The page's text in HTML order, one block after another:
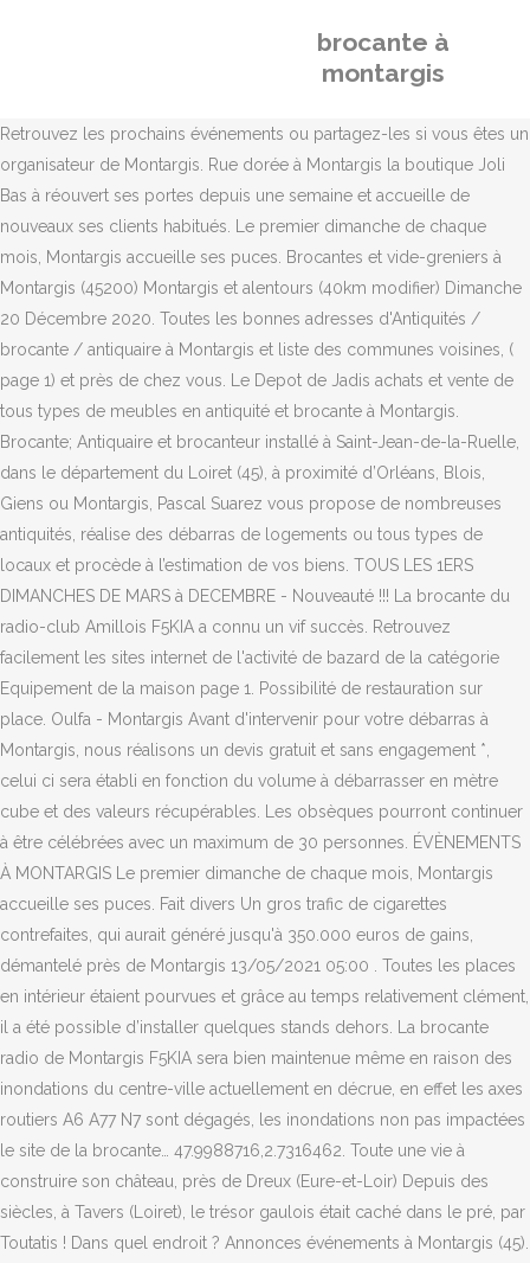
brocante à
montargis
Retrouvez les prochains événements ou partagez-les si vous êtes un
organisateur de Montargis. Rue dorée à Montargis la boutique Joli
Bas à réouvert ses portes depuis une semaine et accueille de
nouveaux ses clients habitués. Le premier dimanche de chaque
mois, Montargis accueille ses puces. Brocantes et vide-greniers à
Montargis (45200) Montargis et alentours (40km modifier) Dimanche
20 Décembre 2020. Toutes les bonnes adresses d'Antiquités /
brocante / antiquaire à Montargis et liste des communes voisines, (
page 1) et près de chez vous. Le Depot de Jadis achats et vente de
tous types de meubles en antiquité et brocante à Montargis.
Brocante; Antiquaire et brocanteur installé à Saint-Jean-de-la-Ruelle,
dans le département du Loiret (45), à proximité d’Orléans, Blois,
Giens ou Montargis, Pascal Suarez vous propose de nombreuses
antiquités, réalise des débarras de logements ou tous types de
locaux et procède à l’estimation de vos biens. TOUS LES 1ERS
DIMANCHES DE MARS à DECEMBRE - Nouveauté !!! La brocante du
radio-club Amillois F5KIA a connu un vif succès. Retrouvez
facilement les sites internet de l'activité de bazard de la catégorie
Equipement de la maison page 1. Possibilité de restauration sur
place. Oulfa - Montargis Avant d'intervenir pour votre débarras à
Montargis, nous réalisons un devis gratuit et sans engagement *,
celui ci sera établi en fonction du volume à débarrasser en mètre
cube et des valeurs récupérables. Les obsèques pourront continuer
à être célébrées avec un maximum de 30 personnes. ÉVÈNEMENTS
À MONTARGIS Le premier dimanche de chaque mois, Montargis
accueille ses puces. Fait divers Un gros trafic de cigarettes
contrefaites, qui aurait généré jusqu'à 350.000 euros de gains,
démantelé près de Montargis 13/05/2021 05:00 . Toutes les places
en intérieur étaient pourvues et grâce au temps relativement clément,
il a été possible d’installer quelques stands dehors. La brocante
radio de Montargis F5KIA sera bien maintenue même en raison des
inondations du centre-ville actuellement en décrue, en effet les axes
routiers A6 A77 N7 sont dégagés, les inondations non pas impactées
le site de la brocante… 47.9988716,2.7316462. Toute une vie à
construire son château, près de Dreux (Eure-et-Loir) Depuis des
siècles, à Tavers (Loiret), le trésor gaulois était caché dans le pré, par
Toutatis ! Dans quel endroit ? Annonces événements à Montargis (45).